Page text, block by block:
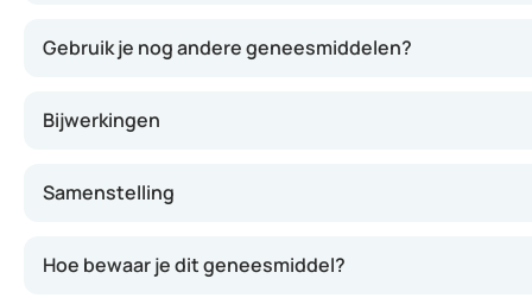
Gebruik je nog andere geneesmiddelen?
Bijwerkingen
Samenstelling
Hoe bewaar je dit geneesmiddel?